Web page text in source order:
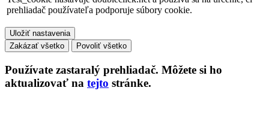
prehliadač používateľa podporuje súbory cookie.
Uložiť nastavenia
Zakázať všetko
Povoliť všetko
Používate zastaralý prehliadač. Môžete si ho
aktualizovať na tejto stránke.